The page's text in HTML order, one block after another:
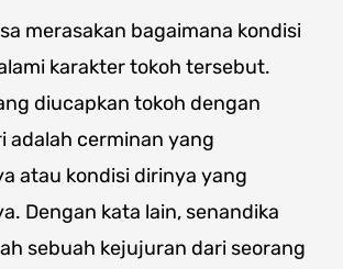
merasakan bagaimana kondisi
karakter tokoh tersebut.
diucapkan tokoh dengan
adalah cerminan yang
atau kondisi dirinya yang
Dengan kata lain, senandika
sebuah kejujuran dari seorang